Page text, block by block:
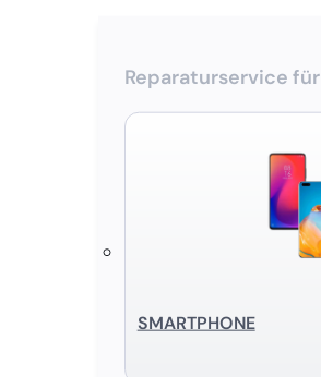
Reparaturservice für
SMART­PHONE